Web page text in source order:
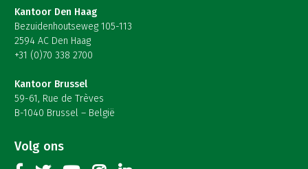
Kantoor Den Haag
Bezuidenhoutseweg 105-113
2594 AC Den Haag
+31 (0)70 338 2700
Kantoor Brussel
59-61, Rue de Trèves
B-1040 Brussel – België
Volg ons